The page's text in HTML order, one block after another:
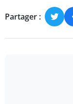
Partager :